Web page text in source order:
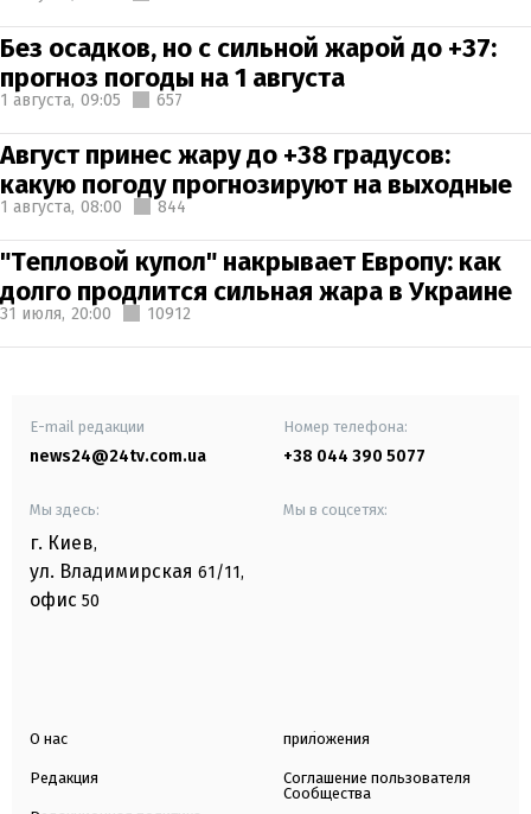
Без осадков, но с сильной жарой до +37:
прогноз погоды на 1 августа
1 августа, 09:05 657
Август принес жару до +38 градусов:
какую погоду прогнозируют на выходные
1 августа, 08:00 844
"Тепловой купол" накрывает Европу: как
долго продлится сильная жара в Украине
31 июля, 20:00 10912
E-mail редакции
news24@24tv.com.ua
Номер телефона:
+38 044 390 5077
Мы здесь:
г. Киев,
ул. Владимирская 61/11,
офис 50
Мы в соцсетях:
О нас
Редакция
приложения
Соглашение пользователя
Сообщества